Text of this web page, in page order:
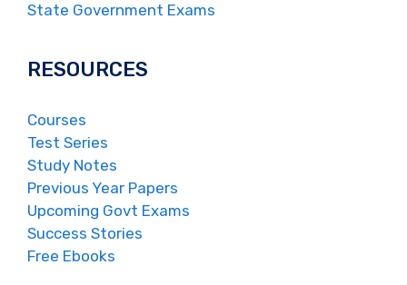
State Government Exams
RESOURCES
Courses
Test Series
Study Notes
Previous Year Papers
Upcoming Govt Exams
Success Stories
Free Ebooks